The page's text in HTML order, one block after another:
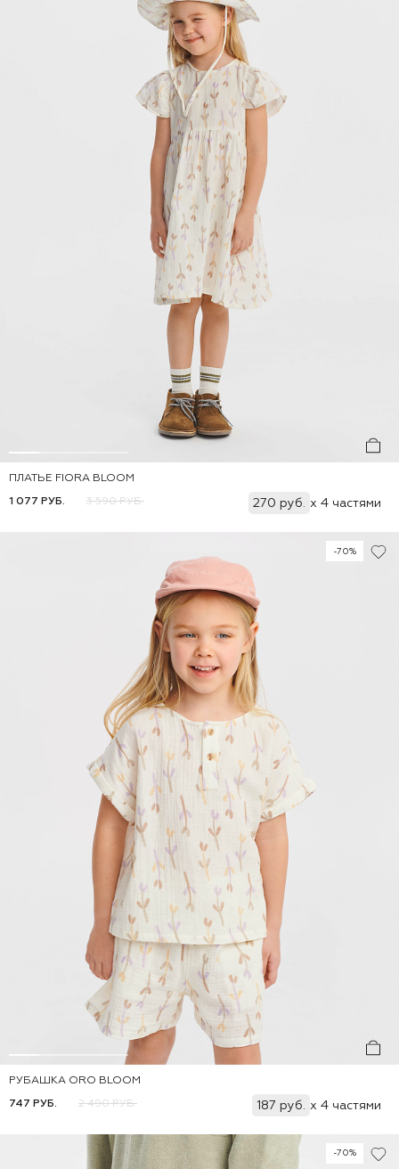
80
86 92 98 116
ПЛАТЬЕ FIORA BLOOM
1 077 РУБ.
3 590 РУБ. 270 руб. x 4 частями
-70%
86
98 104
РУБАШКА ORO BLOOM
747 РУБ.
2 490 РУБ. 187 руб. x 4 частями
-70%